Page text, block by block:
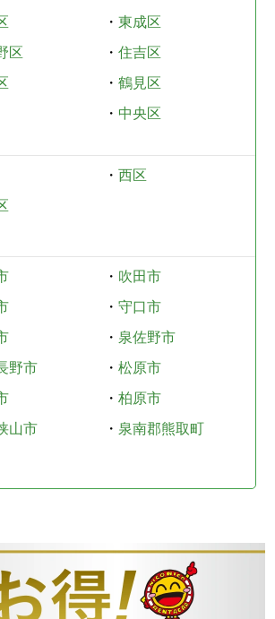
・ 東成区
区 ・ 住吉区
・ 鶴見区
・ 中央区
・ 西区
・ 吹田市
・ 守口市
・ 泉佐野市
野市 ・ 松原市
・ 柏原市
山市 ・ 泉南郡熊取町